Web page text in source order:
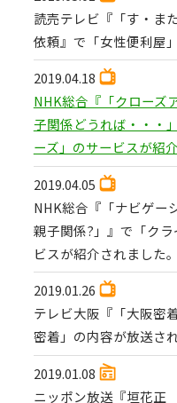
読売テレビ『「す・ま
依頼』で「女性便利屋
2019.04.18
NHK総合『「クローズ
子関係どうれば・・・
ーズ」のサービスが紹
2019.04.05
NHK総合『「ナビゲー
親子関係?」』で「ク
ビスが紹介されました。
2019.01.26
テレビ大阪『「大阪密
密着」の内容が放送さ
2019.01.08
ニッポン放送『垣花正